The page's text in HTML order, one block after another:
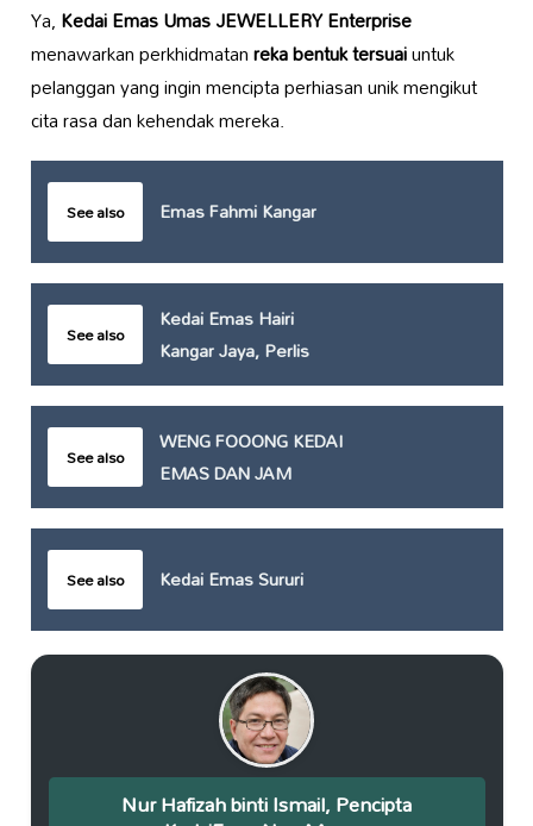
Ya,Kedai Emas Umas JEWELLERY Enterprise
menawarkan perkhidmatanreka bentuk tersuaiuntuk
pelanggan yang ingin mencipta perhiasan unik mengikut
cita rasa dan kehendak mereka.
See also Emas Fahmi Kangar
See also
Kedai Emas Hairi
Kangar Jaya, Perlis
See also
WENG FOOONG KEDAI
EMAS DAN JAM
See also Kedai Emas Sururi
Nur Hafizah binti Ismail, Pencipta